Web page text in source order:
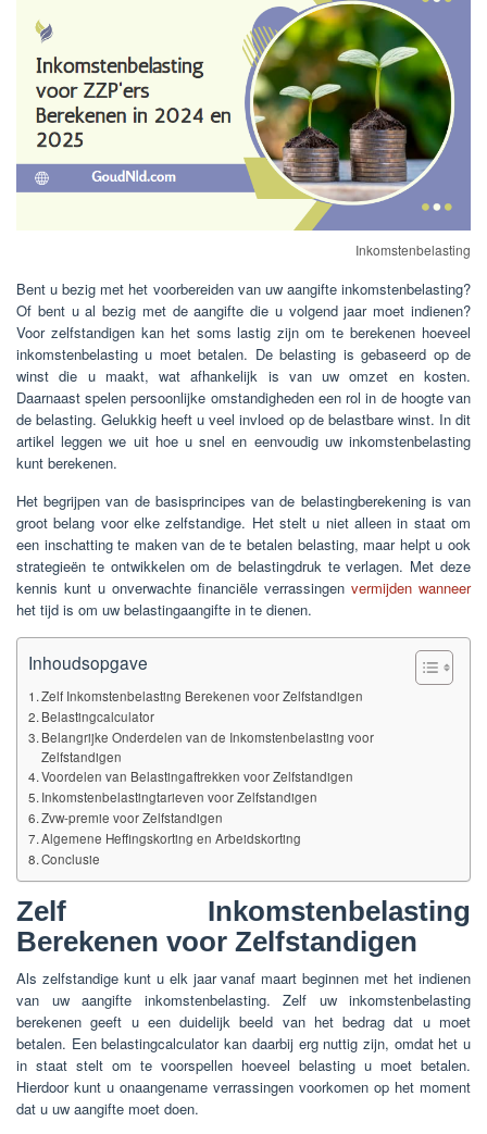
Inkomstenbelasting
Bent u bezig met het voorbereiden van uw aangifte inkomstenbelasting?
Of bent u al bezig met de aangifte die u volgend jaar moet indienen?
Voor zelfstandigen kan het soms lastig zijn om te berekenen hoeveel
inkomstenbelasting u moet betalen. De belasting is gebaseerd op de
winst die u maakt, wat afhankelijk is van uw omzet en kosten.
Daarnaast spelen persoonlijke omstandigheden een rol in de hoogte van
de belasting. Gelukkig heeft u veel invloed op de belastbare winst. In dit
artikel leggen we uit hoe u snel en eenvoudig uw inkomstenbelasting
kunt berekenen.
Het begrijpen van de basisprincipes van de belastingberekening is van
groot belang voor elke zelfstandige. Het stelt u niet alleen in staat om
een inschatting te maken van de te betalen belasting, maar helpt u ook
strategieën te ontwikkelen om de belastingdruk te verlagen. Met deze
kennis kunt u onverwachte financiële verrassingen vermijden wanneer
het tijd is om uw belastingaangifte in te dienen.
Inhoudsopgave
Zelf Inkomstenbelasting Berekenen voor Zelfstandigen
Belastingcalculator
Belangrijke Onderdelen van de Inkomstenbelasting voor
Zelfstandigen
Voordelen van Belastingaftrekken voor Zelfstandigen
Inkomstenbelastingtarieven voor Zelfstandigen
Zvw-premie voor Zelfstandigen
Algemene Heffingskorting en Arbeidskorting
Conclusie
Zelf Inkomstenbelasting
Berekenen voor Zelfstandigen
Als zelfstandige kunt u elk jaar vanaf maart beginnen met het indienen
van uw aangifte inkomstenbelasting. Zelf uw inkomstenbelasting
berekenen geeft u een duidelijk beeld van het bedrag dat u moet
betalen. Een belastingcalculator kan daarbij erg nuttig zijn, omdat het u
in staat stelt om te voorspellen hoeveel belasting u moet betalen.
Hierdoor kunt u onaangename verrassingen voorkomen op het moment
dat u uw aangifte moet doen.